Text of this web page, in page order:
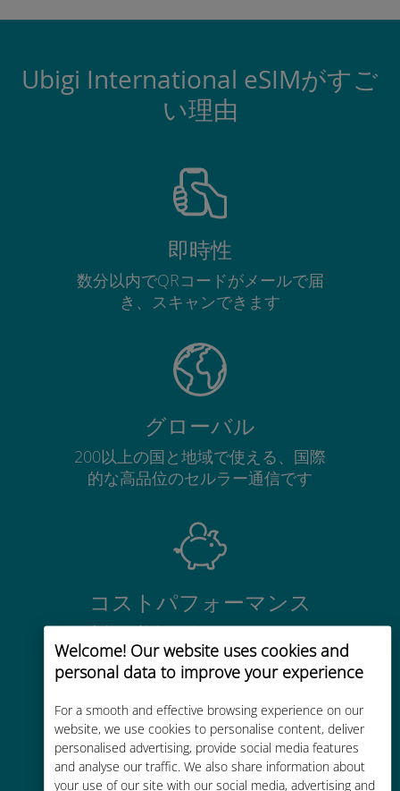
Welcome! Our website uses cookies and
personal data to improve your experience
For a smooth and effective browsing experience on our
website, we use cookies to personalise content, deliver
personalised advertising, provide social media features
and analyse our traffic. We also share information about
your use of our site with our social media, advertising and
Ubigi International eSIMがすご
い理由
即時性
数分以内でQRコードがメールで届
き、スキャンできます
グローバル
200以上の国と地域で使える、国際
的な高品位のセルラー通信です
コストパフォーマンス
お客様が普段お使いのキャリアでロ
ーミングサービスを使った場合に比
べて最大で90％の節約が可能です。